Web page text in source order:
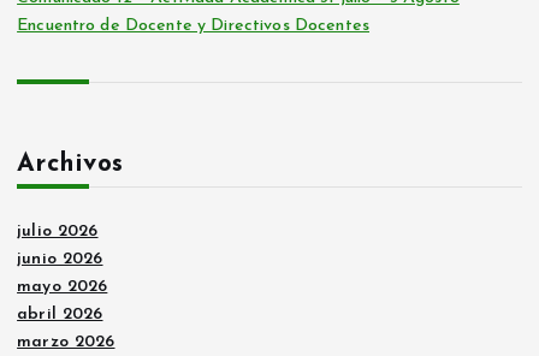
Encuentro de Docente y Directivos Docentes
Archivos
julio 2026
junio 2026
mayo 2026
abril 2026
marzo 2026